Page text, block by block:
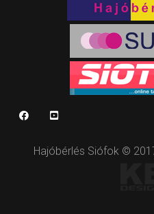
Hajóbérlés Siófok ©